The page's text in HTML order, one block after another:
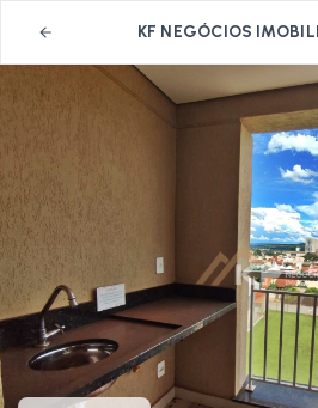
KF NEGÓCIOS